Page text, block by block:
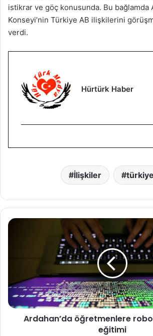
istikrar ve göç konusunda. Bu bağlamda
Konseyi’nin Türkiye AB ilişkilerini
verdi.
Hürtürk Haber
İlişkiler türkiye
A
n
d
Ardahan’da öğretmenlere
eğitimi